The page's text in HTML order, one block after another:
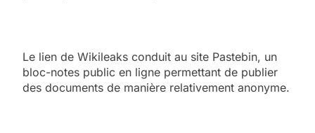
Le lien de Wikileaks conduit au site Pastebin, un
bloc-notes public en ligne permettant de publier
des documents de manière relativement anonyme.